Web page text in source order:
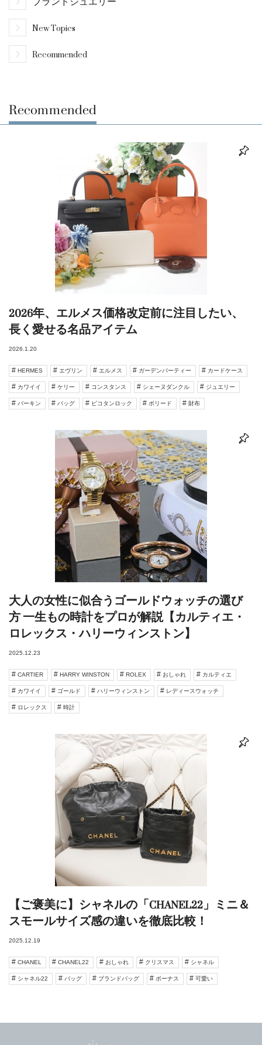
New Topics
Recommended
Recommended
2026年、エルメス価格改定前に注目したい、
長く愛せる名品アイテム
2026.1.20
HERMES エヴリン エルメス ガーデンパーティー カードケース
カワイイ ケリー コンスタンス シェーヌダンクル ジュエリー
バーキン バッグ ピコタンロック ボリード 財布
大人の女性に似合うゴールドウォッチの選び
方 一生もの時計をプロが解説【カルティエ・
ロレックス・ハリーウィンストン】
2025.12.23
CARTIER HARRY WINSTON ROLEX おしゃれ カルティエ
カワイイ ゴールド ハリーウィンストン レディースウォッチ
ロレックス 時計
【ご褒美に】シャネルの「CHANEL22」ミニ＆
スモールサイズ感の違いを徹底比較！
2025.12.19
CHANEL CHANEL22 おしゃれ クリスマス シャネル
シャネル22 バッグ ブランドバッグ ボーナス 可愛い